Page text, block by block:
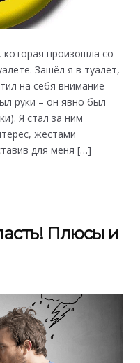
произошла со
Зашёл я в туалет,
на себя внимание
руки – он явно был
Я стал за ним
жестами
для меня […]
Плюсы и